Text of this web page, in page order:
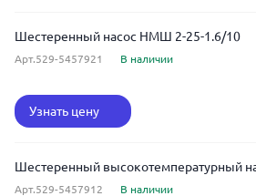
Шестеренный насос НМШ 2-25-1.6/10
Арт.529-5457921 В наличии
Узнать цену
Шестеренный высокотемпературный
Арт.529-5457912 В наличии